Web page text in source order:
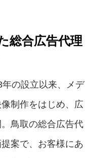
o
総合広告代理
の設立以来、メデ
制作をはじめ、広
鳥取の総合広告代
案で、お客様にあ